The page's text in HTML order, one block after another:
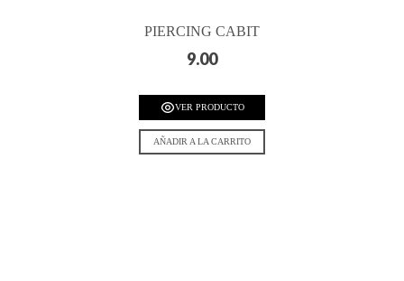
PIERCING CABIT
9.00
VER PRODUCTO
AÑADIR A LA CARRITO